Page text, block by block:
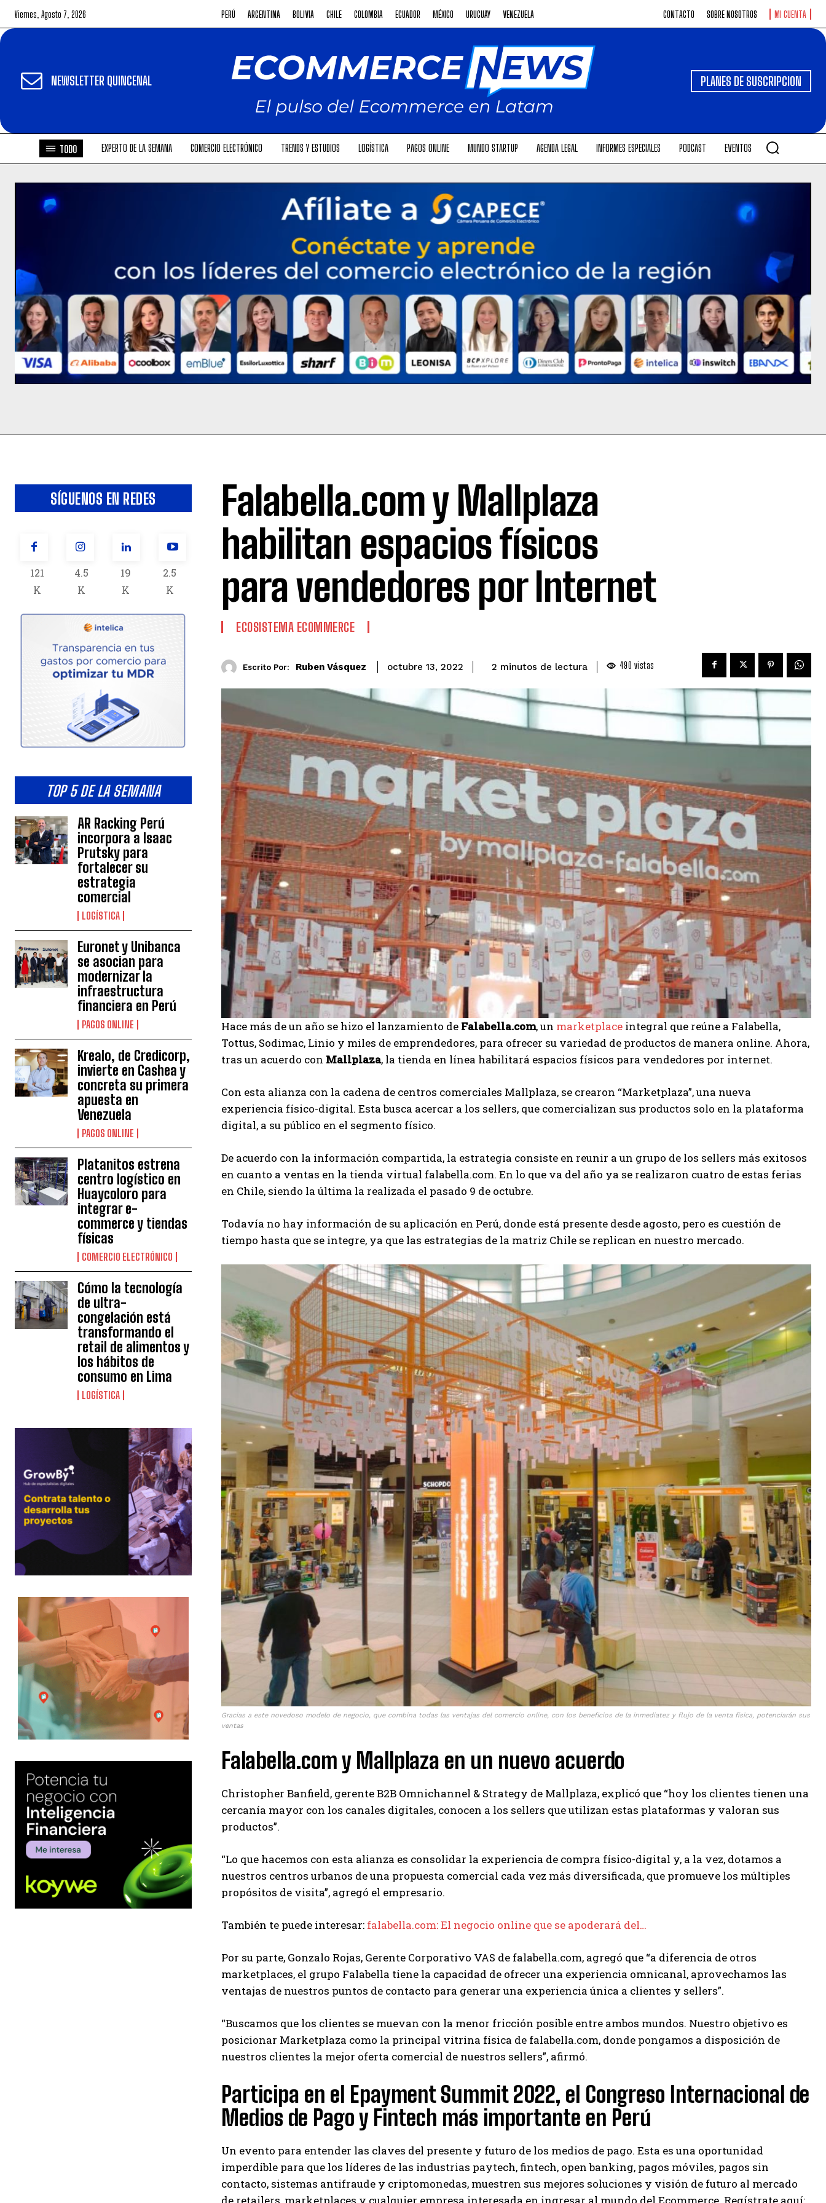
Viernes, Agosto 7, 2026 PERÚ ARGENTINA BOLIVIA CHILE COLOMBIA ECUADOR MÉXICO URUGUAY VENEZUELA CONTACTO SOBRE NOSOTROS MI CUENTA
NEWSLETTER QUINCENAL PLANES DE SUSCRIPCION
TODO EXPERTO DE LA SEMANA COMERCIO ELECTRÓNICO TRENDS Y ESTUDIOS LOGÍSTICA PAGOS ONLINE MUNDO STARTUP AGENDA LEGAL INFORMES ESPECIALES PODCAST EVENTOS
SÍGUENOS EN REDES
121
K
4.5
K
19
K
2.5
K
TOP 5 DE LA SEMANA
AR Racking Perú
incorpora a Isaac
Prutsky para
fortalecer su
estrategia
comercial
LOGÍSTICA
Euronet y Unibanca
se asocian para
modernizar la
infraestructura
financiera en Perú
PAGOS ONLINE
Krealo, de Credicorp,
invierte en Cashea y
concreta su primera
apuesta en
Venezuela
PAGOS ONLINE
Platanitos estrena
centro logístico en
Huaycoloro para
integrar e-
commerce y tiendas
físicas
COMERCIO ELECTRÓNICO
Cómo la tecnología
de ultra-
congelación está
transformando el
retail de alimentos y
los hábitos de
consumo en Lima
LOGÍSTICA
Falabella.com y Mallplaza
habilitan espacios físicos
para vendedores por Internet
ECOSISTEMA ECOMMERCE
Escrito Por: Ruben Vásquez octubre 13, 2022 2 minutos de lectura 490 vistas
Hace más de un año se hizo el lanzamiento de Falabella.com, un marketplace integral que reúne a Falabella,
Tottus, Sodimac, Linio y miles de emprendedores, para ofrecer su variedad de productos de manera online. Ahora,
tras un acuerdo con Mallplaza, la tienda en línea habilitará espacios físicos para vendedores por internet.
Con esta alianza con la cadena de centros comerciales Mallplaza, se crearon “Marketplaza”, una nueva
experiencia físico-digital. Esta busca acercar a los sellers, que comercializan sus productos solo en la plataforma
digital, a su público en el segmento físico.
De acuerdo con la información compartida, la estrategia consiste en reunir a un grupo de los sellers más exitosos
en cuanto a ventas en la tienda virtual falabella.com. En lo que va del año ya se realizaron cuatro de estas ferias
en Chile, siendo la última la realizada el pasado 9 de octubre.
Todavía no hay información de su aplicación en Perú, donde está presente desde agosto, pero es cuestión de
tiempo hasta que se integre, ya que las estrategias de la matriz Chile se replican en nuestro mercado.
Gracias a este novedoso modelo de negocio, que combina todas las ventajas del comercio online, con los beneficios de la inmediatez y flujo de la venta física, potenciarán sus
ventas
Falabella.com y Mallplaza en un nuevo acuerdo
Christopher Banfield, gerente B2B Omnichannel & Strategy de Mallplaza, explicó que “hoy los clientes tienen una
cercanía mayor con los canales digitales, conocen a los sellers que utilizan estas plataformas y valoran sus
productos”.
“Lo que hacemos con esta alianza es consolidar la experiencia de compra físico-digital y, a la vez, dotamos a
nuestros centros urbanos de una propuesta comercial cada vez más diversificada, que promueve los múltiples
propósitos de visita”, agregó el empresario.
También te puede interesar: falabella.com: El negocio online que se apoderará del…
Por su parte, Gonzalo Rojas, Gerente Corporativo VAS de falabella.com, agregó que “a diferencia de otros
marketplaces, el grupo Falabella tiene la capacidad de ofrecer una experiencia omnicanal, aprovechamos las
ventajas de nuestros puntos de contacto para generar una experiencia única a clientes y sellers”.
“Buscamos que los clientes se muevan con la menor fricción posible entre ambos mundos. Nuestro objetivo es
posicionar Marketplaza como la principal vitrina física de falabella.com, donde pongamos a disposición de
nuestros clientes la mejor oferta comercial de nuestros sellers”, afirmó.
Participa en el Epayment Summit 2022, el Congreso Internacional de
Medios de Pago y Fintech más importante en Perú
Un evento para entender las claves del presente y futuro de los medios de pago. Esta es una oportunidad
imperdible para que los líderes de las industrias paytech, fintech, open banking, pagos móviles, pagos sin
contacto, sistemas antifraude y criptomonedas, muestren sus mejores soluciones y visión de futuro al mercado
de retailers, marketplaces y cualquier empresa interesada en ingresar al mundo del Ecommerce. Regístrate aquí: